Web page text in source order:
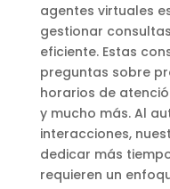
agentes virtuales
gestionar
eficiente. Estas
preguntas sobre
horarios de
y mucho más. Al
interacciones,
dedicar más
requieren un